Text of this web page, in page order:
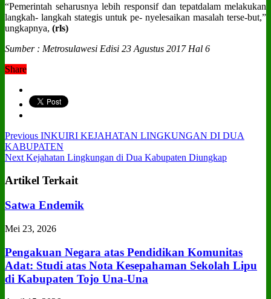
“Pemerintah seharusnya lebih responsif dan tepatdalam melakukan
langkah- langkah stategis untuk pe- nyelesaikan masalah terse-but,”
ungkapnya, (rls)
Sumber : Metrosulawesi Edisi 23 Agustus 2017 Hal 6
Share
Previous INKUIRI KEJAHATAN LINGKUNGAN DI DUA
KABUPATEN
Next Kejahatan Lingkungan di Dua Kabupaten Diungkap
Artikel Terkait
Satwa Endemik
Mei 23, 2026
Pengakuan Negara atas Pendidikan Komunitas
Adat: Studi atas Nota Kesepahaman Sekolah Lipu
di Kabupaten Tojo Una‑Una